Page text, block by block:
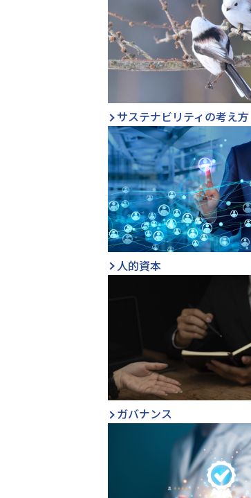
サステナビリティの考え方
人的資本
ガバナンス